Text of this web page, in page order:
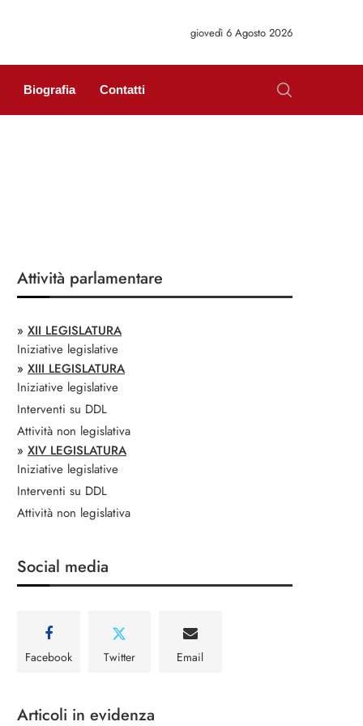
giovedì 6 Agosto 2026
Biografia Contatti
Attività parlamentare
» XII LEGISLATURA
Iniziative legislative
» XIII LEGISLATURA
Iniziative legislative
Interventi su DDL
Attività non legislativa
» XIV LEGISLATURA
Iniziative legislative
Interventi su DDL
Attività non legislativa
Social media
Facebook Twitter Email
Articoli in evidenza